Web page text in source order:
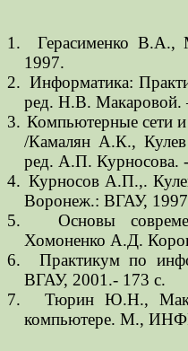
1.
Герасименко
1997.
2. Информатика:
ред. Н.В. Макаровой.
3. Компьютерные сети
/Камалян А.К.,
ред. А.П. Курносова.
4. Курносов А.П.,.
Воронеж.: ВГАУ,
5.
Основы
Хомоненко А.Д.
6.
Практикум по
ВГАУ, 2001.- 173 с.
7.
Тюрин Ю.Н.,
компьютере. М.,